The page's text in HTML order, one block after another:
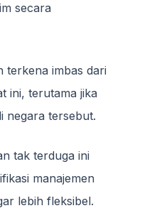
secara
terkena imbas dari
ini, terutama jika
negara tersebut.
tak terduga ini
manajemen
lebih fleksibel.